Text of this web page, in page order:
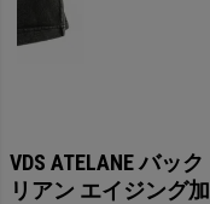
VDS ATELANE バッ
リアン エイジング